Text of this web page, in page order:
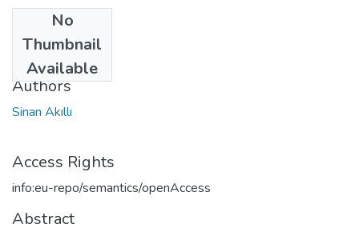
No
Thumbnail
Available
2009
Authors
Sinan Akıllı
Access Rights
info:eu-repo/semantics/openAccess
Abstract